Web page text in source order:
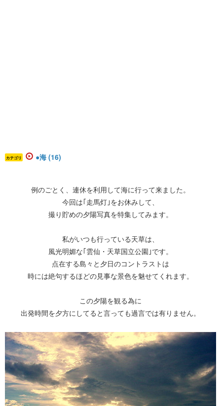
カテゴリ ●海 (16)
例のごとく、連休を利用して海に行って来ました。
今回は｢走馬灯｣をお休みして、
撮り貯めの夕陽写真を特集してみます。
私がいつも行っている天草は、
風光明媚な｢雲仙・天草国立公園｣です。
点在する島々と夕日のコントラストは
時には絶句するほどの見事な景色を魅せてくれます。
この夕陽を観る為に
出発時間を夕方にしてると言っても過言では有りません。